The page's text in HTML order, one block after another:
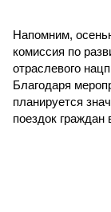
Напомним,
комиссия по
отраслевого
Благодаря
планируется
поездок граждан